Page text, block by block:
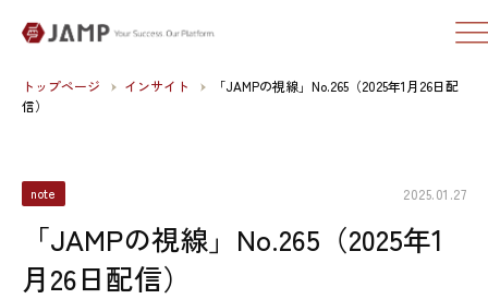
トップページ インサイト
「JAMPの視線」No.265（2025年1月26日配
信）
note 2025.01.27
「JAMPの視線」No.265（2025年1
月26日配信）